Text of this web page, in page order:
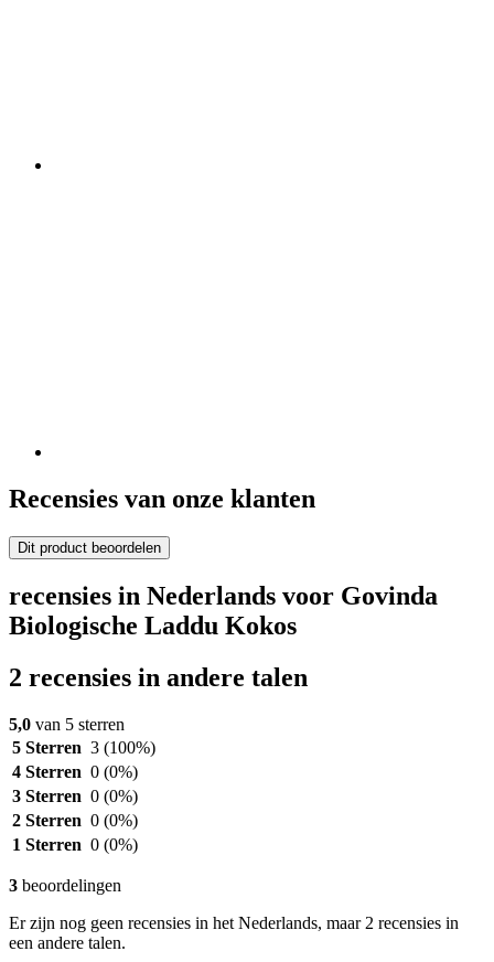
Recensies van onze klanten
Dit product beoordelen
recensies in Nederlands voor Govinda
Biologische Laddu Kokos
2 recensies in andere talen
5,0 van 5 sterren
5 Sterren 3 (100%)
4 Sterren 0 (0%)
3 Sterren 0 (0%)
2 Sterren 0 (0%)
1 Sterren 0 (0%)
3 beoordelingen
Er zijn nog geen recensies in het Nederlands, maar 2 recensies in
een andere talen.